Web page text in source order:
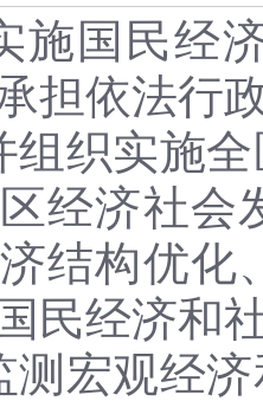
施国民经
担依法行
组织实施
经济社会
结构优化
民经济和
测宏观经